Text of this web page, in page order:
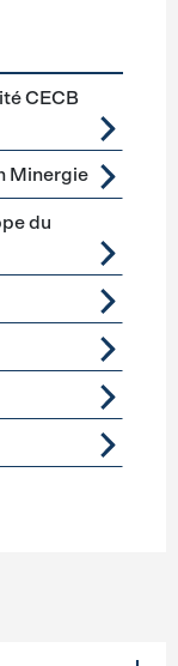
CECB
Minergie
du